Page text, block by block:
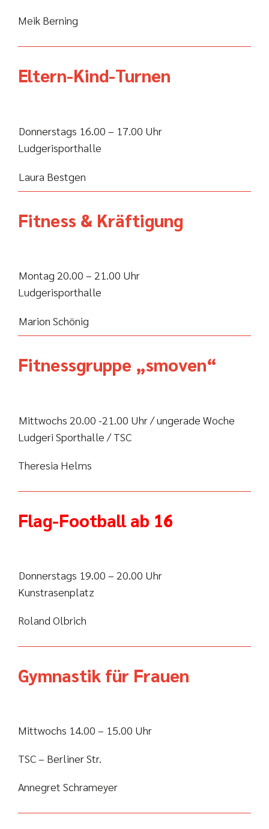
Meik Berning
Eltern-Kind-Turnen
Donnerstags 16.00 – 17.00 Uhr
Ludgerisporthalle
Laura Bestgen
Fitness & Kräftigung
Montag 20.00 – 21.00 Uhr
Ludgerisporthalle
Marion Schönig
Fitnessgruppe „smoven“
Mittwochs 20.00 -21.00 Uhr / ungerade Woche
Ludgeri Sporthalle / TSC
Theresia Helms
Flag-Football ab 16
Donnerstags 19.00 – 20.00 Uhr
Kunstrasenplatz
Roland Olbrich
Gymnastik für Frauen
Mittwochs 14.00 – 15.00 Uhr
TSC – Berliner Str.
Annegret Schrameyer